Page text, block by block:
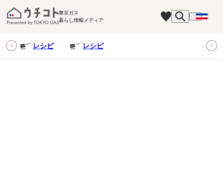
東京ガス
暮らし情報メディア
レシピ レシピ